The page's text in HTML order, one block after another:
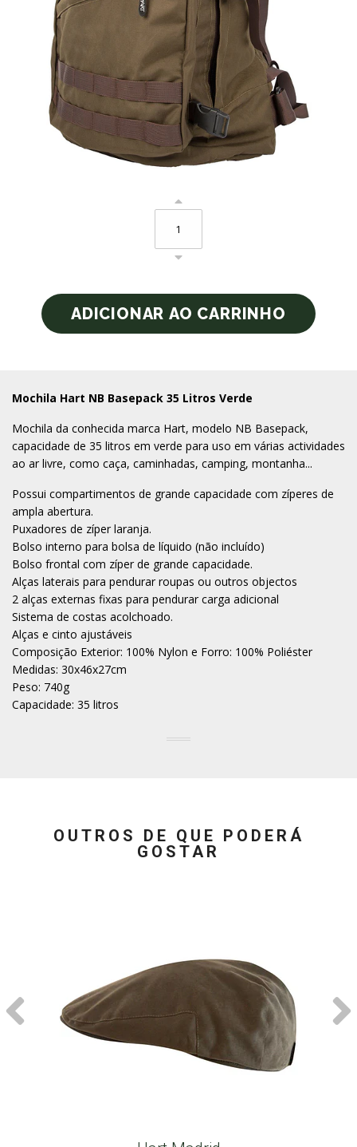
Mochila Hart NB Basepack 35 Litros Verde
Mochila da conhecida marca Hart, modelo NB Basepack,
capacidade de 35 litros em verde para uso em várias actividades
ao ar livre, como caça, caminhadas, camping, montanha...
Possui compartimentos de grande capacidade com zíperes de
ampla abertura.
Puxadores de zíper laranja.
Bolso interno para bolsa de líquido (não incluído)
Bolso frontal com zíper de grande capacidade.
Alças laterais para pendurar roupas ou outros objectos
2 alças externas fixas para pendurar carga adicional
Sistema de costas acolchoado.
Alças e cinto ajustáveis
Composição Exterior: 100% Nylon e Forro: 100% Poliéster
Medidas: 30x46x27cm
Peso: 740g
Capacidade: 35 litros
OUTROS DE QUE PODERÁ
GOSTAR